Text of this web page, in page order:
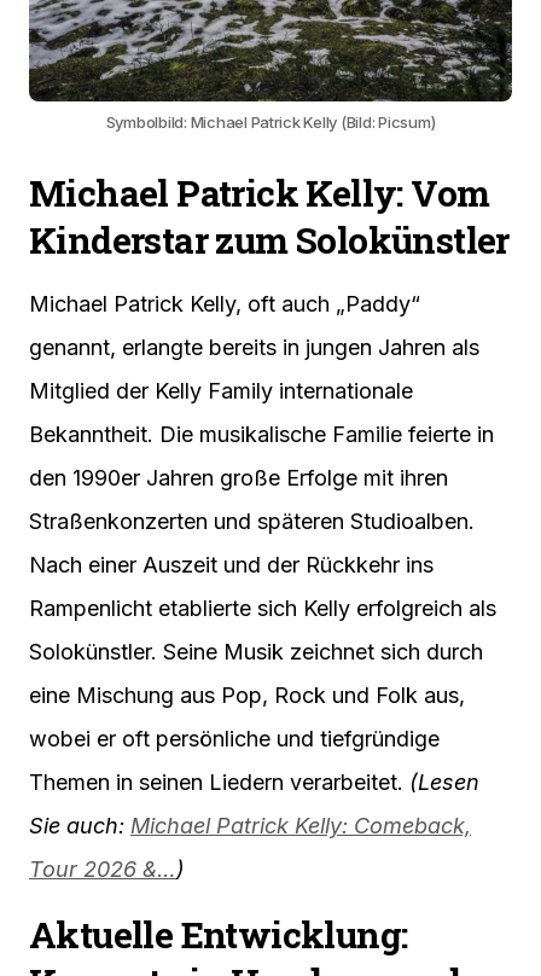
Symbolbild: Michael Patrick Kelly (Bild: Picsum)
Michael Patrick Kelly: Vom
Kinderstar zum Solokünstler
Michael Patrick Kelly, oft auch „Paddy“
genannt, erlangte bereits in jungen Jahren als
Mitglied der Kelly Family internationale
Bekanntheit. Die musikalische Familie feierte in
den 1990er Jahren große Erfolge mit ihren
Straßenkonzerten und späteren Studioalben.
Nach einer Auszeit und der Rückkehr ins
Rampenlicht etablierte sich Kelly erfolgreich als
Solokünstler. Seine Musik zeichnet sich durch
eine Mischung aus Pop, Rock und Folk aus,
wobei er oft persönliche und tiefgründige
Themen in seinen Liedern verarbeitet. (Lesen
Sie auch: Michael Patrick Kelly: Comeback,
Tour 2026 &…)
Aktuelle Entwicklung: